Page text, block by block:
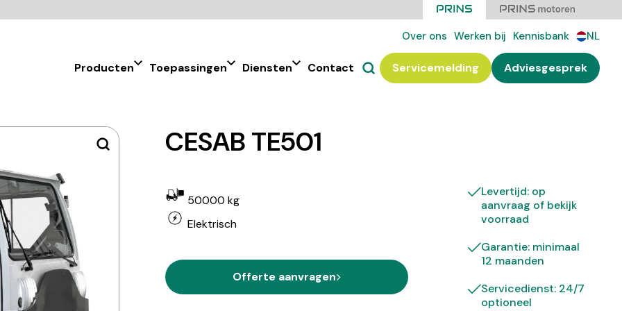
Over ons Werken bij Kennisbank NL
Producten Toepassingen Diensten Contact Servicemelding Adviesgesprek
CESAB TE501
50000 kg
Elektrisch
Offerte aanvragen
Levertijd: op
aanvraag of bekijk
voorraad
Garantie: minimaal
12 maanden
Servicedienst: 24/7
optioneel